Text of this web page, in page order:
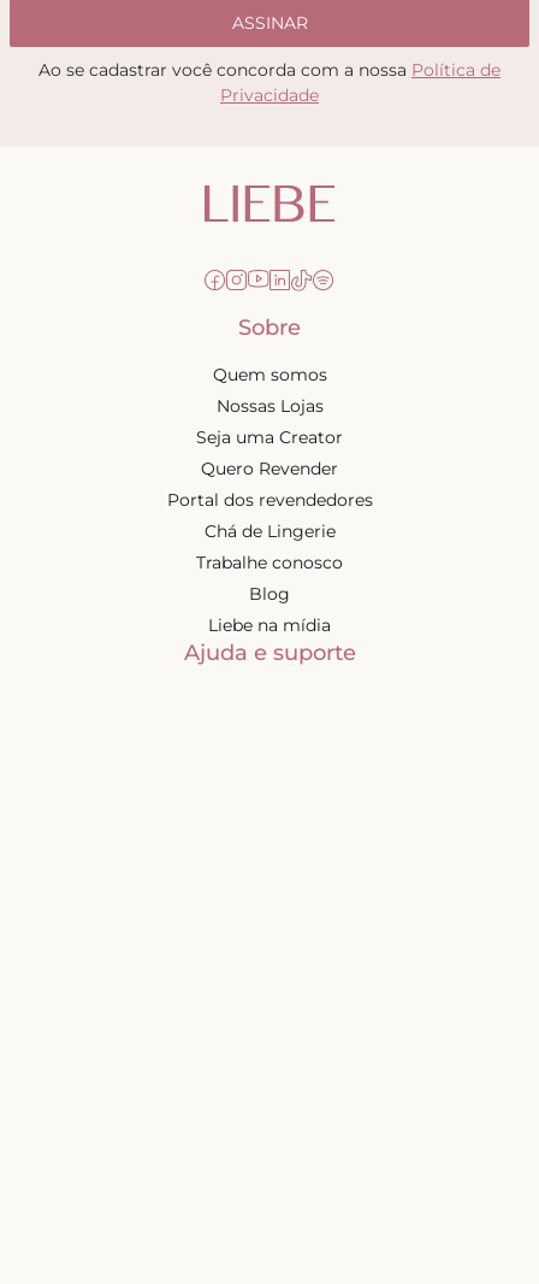
ASSINAR
Ao se cadastrar você concorda com a nossa Política de
Privacidade
Sobre
Quem somos
Nossas Lojas
Seja uma Creator
Quero Revender
Portal dos revendedores
Chá de Lingerie
Trabalhe conosco
Blog
Liebe na mídia
Ajuda e suporte